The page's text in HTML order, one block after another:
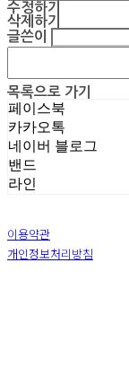
수정하기
삭제하기
글쓴이
목록으로 가기
페이스북
카카오톡
네이버 블로그
밴드
라인
이용약관
개인정보처리방침